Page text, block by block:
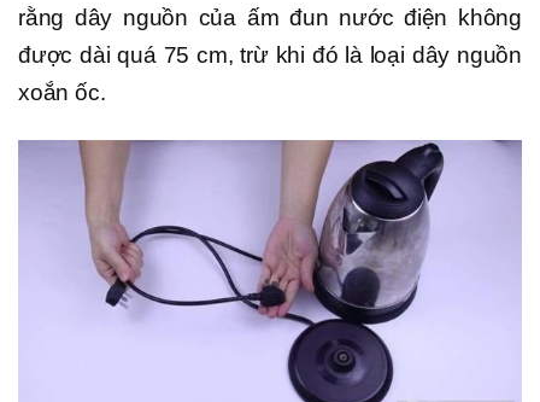
rằng dây nguồn của ấm đun nước điện không
được dài quá 75 cm, trừ khi đó là loại dây nguồn
xoắn ốc.